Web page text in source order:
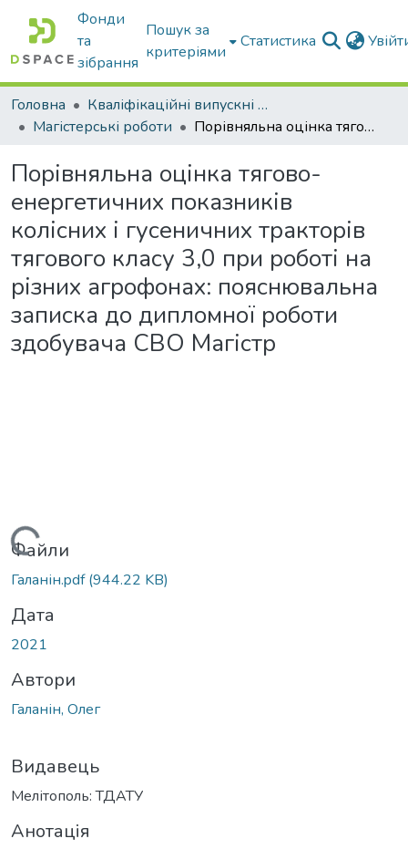
Фонди
та
зібрання
Пошук за
критеріями
Статистика
Головна
Кваліфікаційні випускні роботи бакалаврів і магістрів
Магістерські роботи
Порівняльна оцінка тягово-енергетичних показників колісних і гусеничних тракторів тягового класу 3,0 при роботі на різних агрофонах: пояснювальна записка до дипломної роботи здобувача СВО Магістр
Порівняльна оцінка тягово-
енергетичних показників
колісних і гусеничних тракторів
тягового класу 3,0 при роботі на
різних агрофонах: пояснювальна
записка до дипломної роботи
здобувача СВО Магістр
Вантажиться...
Файли
Галанін.pdf(944.22 KB)
Дата
2021
Автори
Галанін, Олег
Видавець
Мелітополь: ТДАТУ
Анотація